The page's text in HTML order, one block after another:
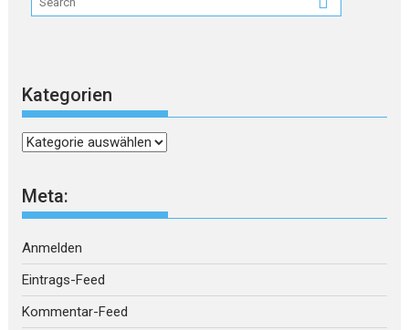
Kategorien
Kategorien
Meta:
Anmelden
Eintrags-Feed
Kommentar-Feed